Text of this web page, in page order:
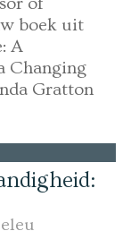
boek uit
A
Changing
Gratton